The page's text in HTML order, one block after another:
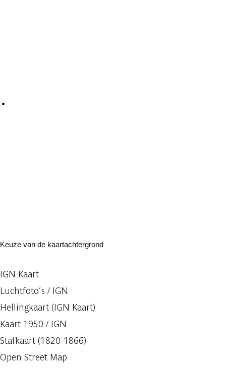
Keuze van de kaartachtergrond
IGN Kaart
Luchtfoto’s / IGN
Hellingkaart (IGN Kaart)
Kaart 1950 / IGN
Stafkaart (1820-1866)
Open Street Map